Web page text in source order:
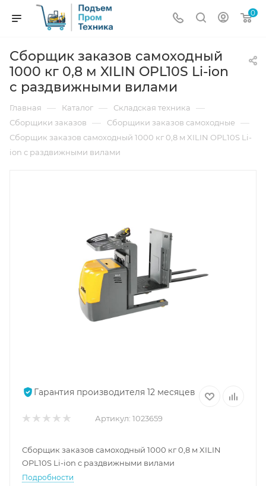
0
Сборщик заказов самоходный
1000 кг 0,8 м XILIN OPL10S Li-ion
с раздвижными вилами
Главная — Каталог — Складская техника —
Сборщики заказов — Сборщики заказов самоходные —
Сборщик заказов самоходный 1000 кг 0,8 м XILIN OPL10S Li-
ion с раздвижными вилами
Гарантия производителя 12 месяцев
Артикул: 1023659
Сборщик заказов самоходный 1000 кг 0,8 м XILIN
OPL10S Li-ion с раздвижными вилами
Подробности